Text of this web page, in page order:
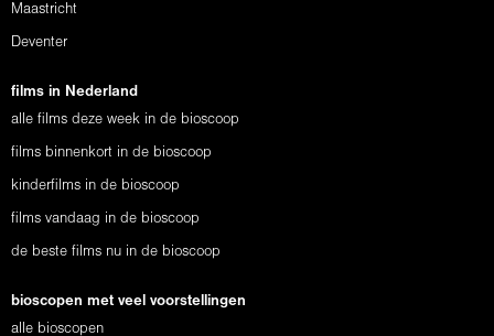
Maastricht
Deventer
films in Nederland
alle films deze week in de bioscoop
films binnenkort in de bioscoop
kinderfilms in de bioscoop
films vandaag in de bioscoop
de beste films nu in de bioscoop
bioscopen met veel voorstellingen
alle bioscopen